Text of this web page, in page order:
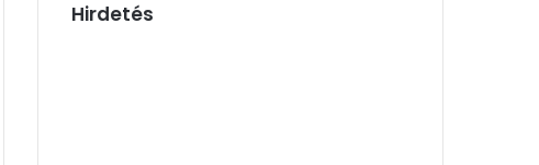
Hirdetés